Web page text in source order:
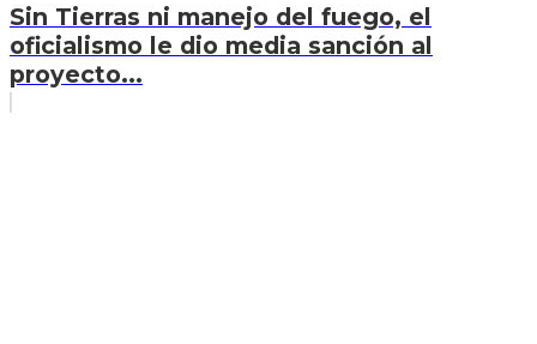
Sin Tierras ni manejo del fuego, el
oficialismo le dio media sanción al
proyecto...